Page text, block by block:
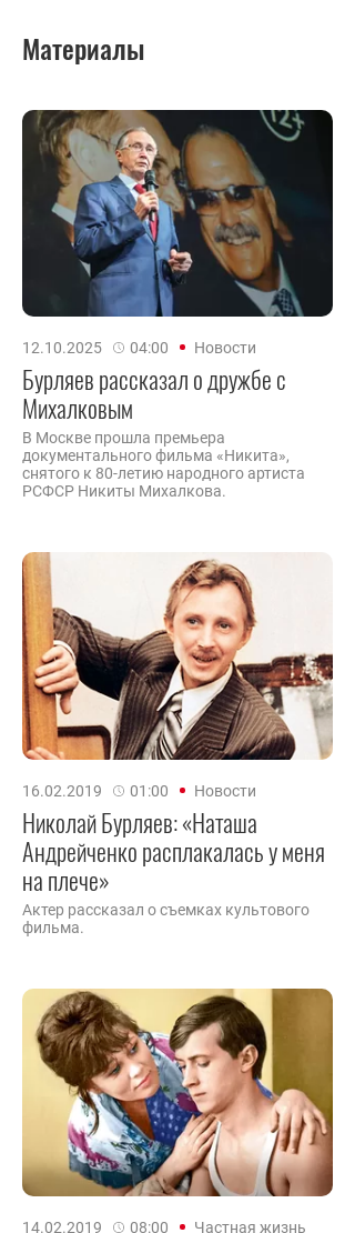
Материалы
12.10.2025 04:00 Новости
Бурляев рассказал о дружбе с
Михалковым
В Москве прошла премьера
документального фильма «Никита»,
снятого к 80-летию народного артиста
РСФСР Никиты Михалкова.
16.02.2019 01:00 Новости
Николай Бурляев: «Наташа
Андрейченко расплакалась у меня
на плече»
Актер рассказал о съемках культового
фильма.
14.02.2019 08:00 Частная жизнь